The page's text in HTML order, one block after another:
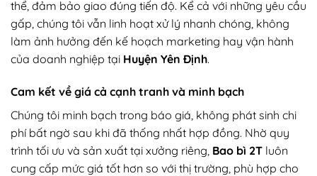
thể, đảm bảo giao đúng tiến độ. Kể cả với những yêu cầu
gấp, chúng tôi vẫn linh hoạt xử lý nhanh chóng, không
làm ảnh hưởng đến kế hoạch marketing hay vận hành
của doanh nghiệp tại Huyện Yên Định.
Cam kết về giá cả cạnh tranh và minh bạch
Chúng tôi minh bạch trong báo giá, không phát sinh chi
phí bất ngờ sau khi đã thống nhất hợp đồng. Nhờ quy
trình tối ưu và sản xuất tại xưởng riêng, Bao bì 2T luôn
cung cấp mức giá tốt hơn so với thị trường, phù hợp cho